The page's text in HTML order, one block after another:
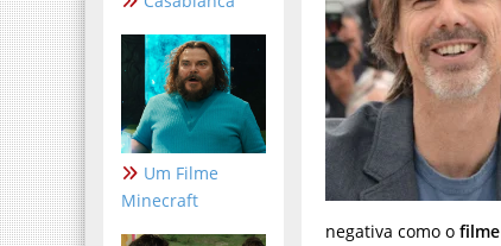
Um Filme
Minecraft
negativa como ofilme